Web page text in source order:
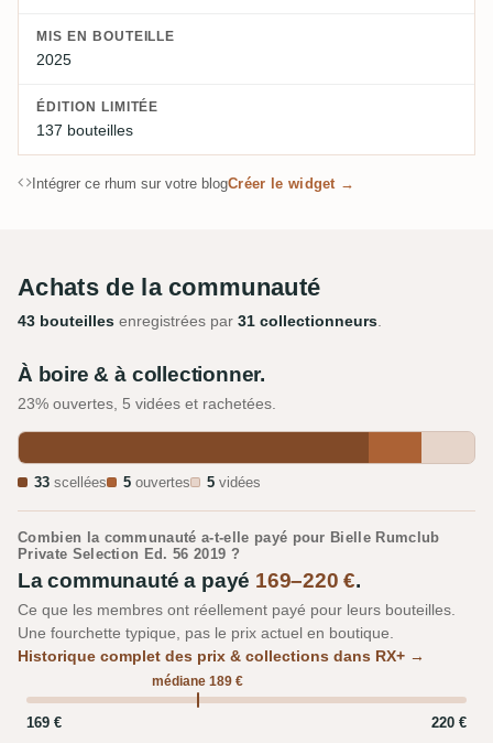
MIS EN BOUTEILLE
2025
ÉDITION LIMITÉE
137 bouteilles
Intégrer ce rhum sur votre blogCréer le widget →
Achats de la communauté
43 bouteilles enregistrées par 31 collectionneurs.
À boire & à collectionner.
23% ouvertes, 5 vidées et rachetées.
33 scellées 5 ouvertes 5 vidées
Combien la communauté a-t-elle payé pour Bielle Rumclub
Private Selection Ed. 56 2019 ?
La communauté a payé 169–220 €.
Ce que les membres ont réellement payé pour leurs bouteilles.
Une fourchette typique, pas le prix actuel en boutique.
Historique complet des prix & collections dans RX+ →
médiane 189 €
169 € 220 €